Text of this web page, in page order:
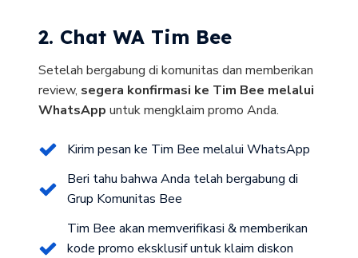
2. Chat WA Tim Bee
Setelah bergabung di komunitas dan memberikan
review, segera konfirmasi ke Tim Bee melalui
WhatsApp untuk mengklaim promo Anda.
Kirim pesan ke Tim Bee melalui WhatsApp
Beri tahu bahwa Anda telah bergabung di
Grup Komunitas Bee
Tim Bee akan memverifikasi & memberikan
kode promo eksklusif untuk klaim diskon